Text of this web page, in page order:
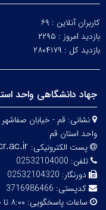
کاربران آنلاین : ۶۹
بازدید امروز : ۲۲۹۵
بازدید کل : ۲۸۰۴۱۷۹
جهاد دانشگاهی واحد
نشانی: قم - خیابان
واحد استان قم
پست الکترونیکی:
تلفن: 02532104000
دورنگار: 02532104320
کدپستی: 3716986466
ساعات پاسخگویی: ۸:۰۰ تا ۱۵:۰۰